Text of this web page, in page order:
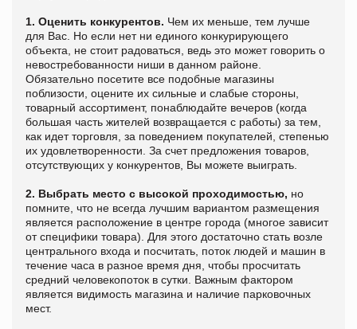
1. Оценить конкурентов. Чем их меньше, тем лучше
для Вас. Но если нет ни единого конкурирующего
объекта, не стоит радоваться, ведь это может говорить о
невостребованности ниши в данном районе.
Обязательно посетите все подобные магазины
поблизости, оцените их сильные и слабые стороны,
товарный ассортимент, понаблюдайте вечеров (когда
большая часть жителей возвращается с работы) за тем,
как идет торговля, за поведением покупателей, степенью
их удовлетворенности. За счет предложения товаров,
отсутствующих у конкурентов, Вы можете выиграть.
2. Выбрать место с высокой проходимостью, но
помните, что не всегда лучшим вариантом размещения
является расположение в центре города (многое зависит
от специфики товара). Для этого достаточно стать возле
центрального входа и посчитать, поток людей и машин в
течение часа в разное время дня, чтобы просчитать
средний человекопоток в сутки. Важным фактором
является видимость магазина и наличие парковочных
мест.